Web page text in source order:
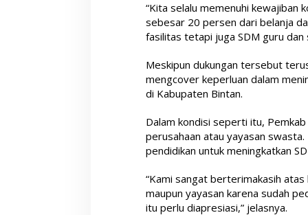
“Kita selalu memenuhi kewajiban
sebesar 20 persen dari belanja
fasilitas tetapi juga SDM guru dan
Meskipun dukungan tersebut
mengcover keperluan dalam
di Kabupaten Bintan.
Dalam kondisi seperti itu,
perusahaan atau yayasan
pendidikan untuk meningkatkan
“Kami sangat berterimakasih
maupun yayasan karena sudah
itu perlu diapresiasi,” jelasnya.